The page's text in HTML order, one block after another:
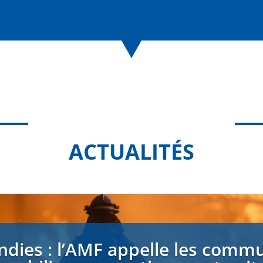
ACTUALITÉS
: l’AMF appelle les